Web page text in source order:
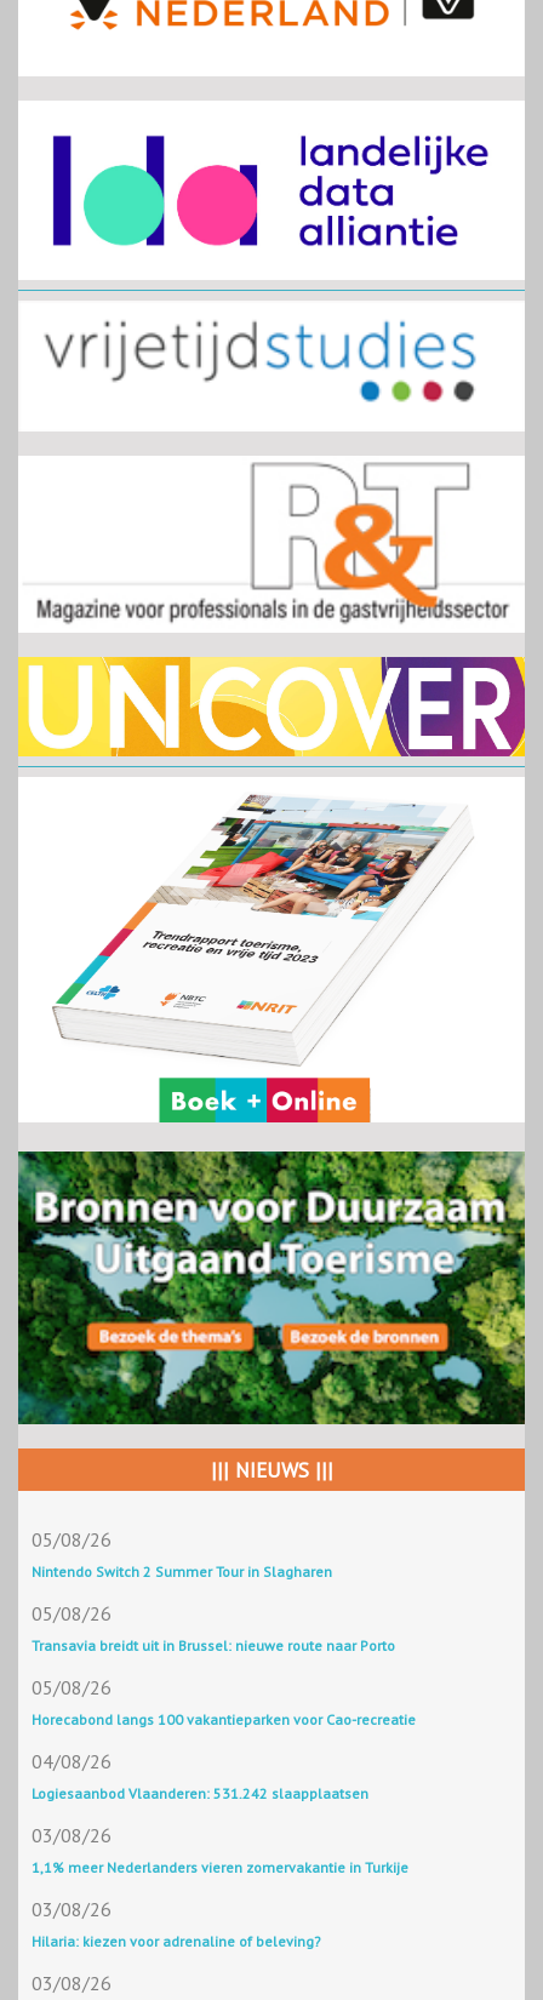
||| NIEUWS |||
05/08/26
Nintendo Switch 2 Summer Tour in Slagharen
05/08/26
Transavia breidt uit in Brussel: nieuwe route naar Porto
05/08/26
Horecabond langs 100 vakantieparken voor Cao-recreatie
04/08/26
Logiesaanbod Vlaanderen: 531.242 slaapplaatsen
03/08/26
1,1% meer Nederlanders vieren zomervakantie in Turkije
03/08/26
Hilaria: kiezen voor adrenaline of beleving?
03/08/26